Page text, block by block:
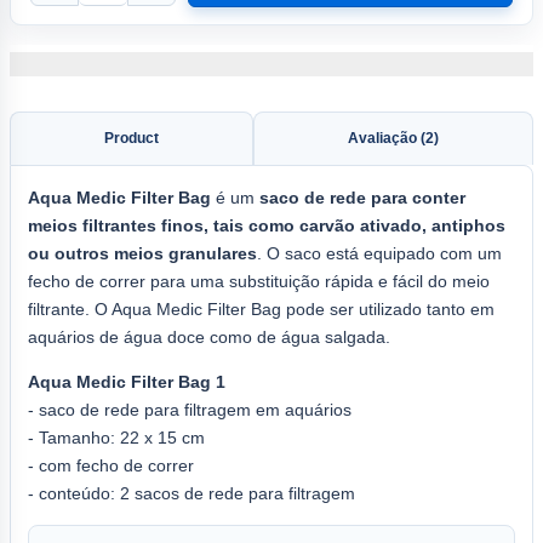
Product Avaliação (2)
Aqua Medic Filter Bag é um saco de rede para conter
meios filtrantes finos, tais como carvão ativado, antiphos
ou outros meios granulares . O saco está equipado com um
fecho de correr para uma substituição rápida e fácil do meio
filtrante. O Aqua Medic Filter Bag pode ser utilizado tanto em
aquários de água doce como de água salgada.
Aqua Medic Filter Bag 1
- saco de rede para filtragem em aquários
- Tamanho: 22 x 15 cm
- com fecho de correr
- conteúdo: 2 sacos de rede para filtragem